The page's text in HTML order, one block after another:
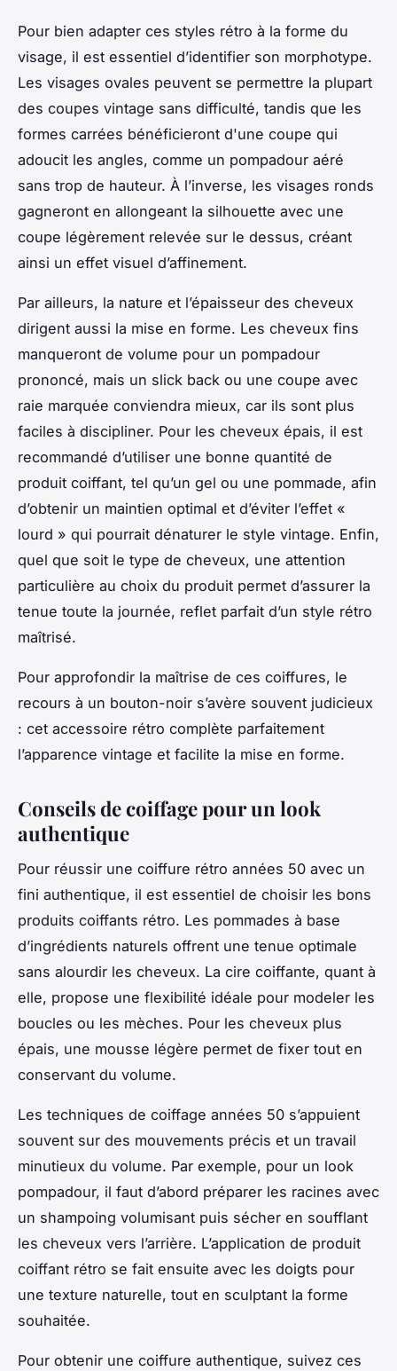
Pour bien adapter ces styles rétro à la forme du
visage, il est essentiel d’identifier son morphotype.
Les visages ovales peuvent se permettre la plupart
des coupes vintage sans difficulté, tandis que les
formes carrées bénéficieront d'une coupe qui
adoucit les angles, comme un pompadour aéré
sans trop de hauteur. À l’inverse, les visages ronds
gagneront en allongeant la silhouette avec une
coupe légèrement relevée sur le dessus, créant
ainsi un effet visuel d’affinement.
Par ailleurs, la nature et l’épaisseur des cheveux
dirigent aussi la mise en forme. Les cheveux fins
manqueront de volume pour un pompadour
prononcé, mais un slick back ou une coupe avec
raie marquée conviendra mieux, car ils sont plus
faciles à discipliner. Pour les cheveux épais, il est
recommandé d’utiliser une bonne quantité de
produit coiffant, tel qu’un gel ou une pommade, afin
d’obtenir un maintien optimal et d’éviter l’effet «
lourd » qui pourrait dénaturer le style vintage. Enfin,
quel que soit le type de cheveux, une attention
particulière au choix du produit permet d’assurer la
tenue toute la journée, reflet parfait d’un style rétro
maîtrisé.
Pour approfondir la maîtrise de ces coiffures, le
recours à un bouton-noir s’avère souvent judicieux
: cet accessoire rétro complète parfaitement
l’apparence vintage et facilite la mise en forme.
Conseils de coiffage pour un look
authentique
Pour réussir une coiffure rétro années 50 avec un
fini authentique, il est essentiel de choisir les bons
produits coiffants rétro. Les pommades à base
d’ingrédients naturels offrent une tenue optimale
sans alourdir les cheveux. La cire coiffante, quant à
elle, propose une flexibilité idéale pour modeler les
boucles ou les mèches. Pour les cheveux plus
épais, une mousse légère permet de fixer tout en
conservant du volume.
Les techniques de coiffage années 50 s’appuient
souvent sur des mouvements précis et un travail
minutieux du volume. Par exemple, pour un look
pompadour, il faut d’abord préparer les racines avec
un shampoing volumisant puis sécher en soufflant
les cheveux vers l’arrière. L’application de produit
coiffant rétro se fait ensuite avec les doigts pour
une texture naturelle, tout en sculptant la forme
souhaitée.
Pour obtenir une coiffure authentique, suivez ces